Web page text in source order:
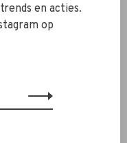
en acties.
op